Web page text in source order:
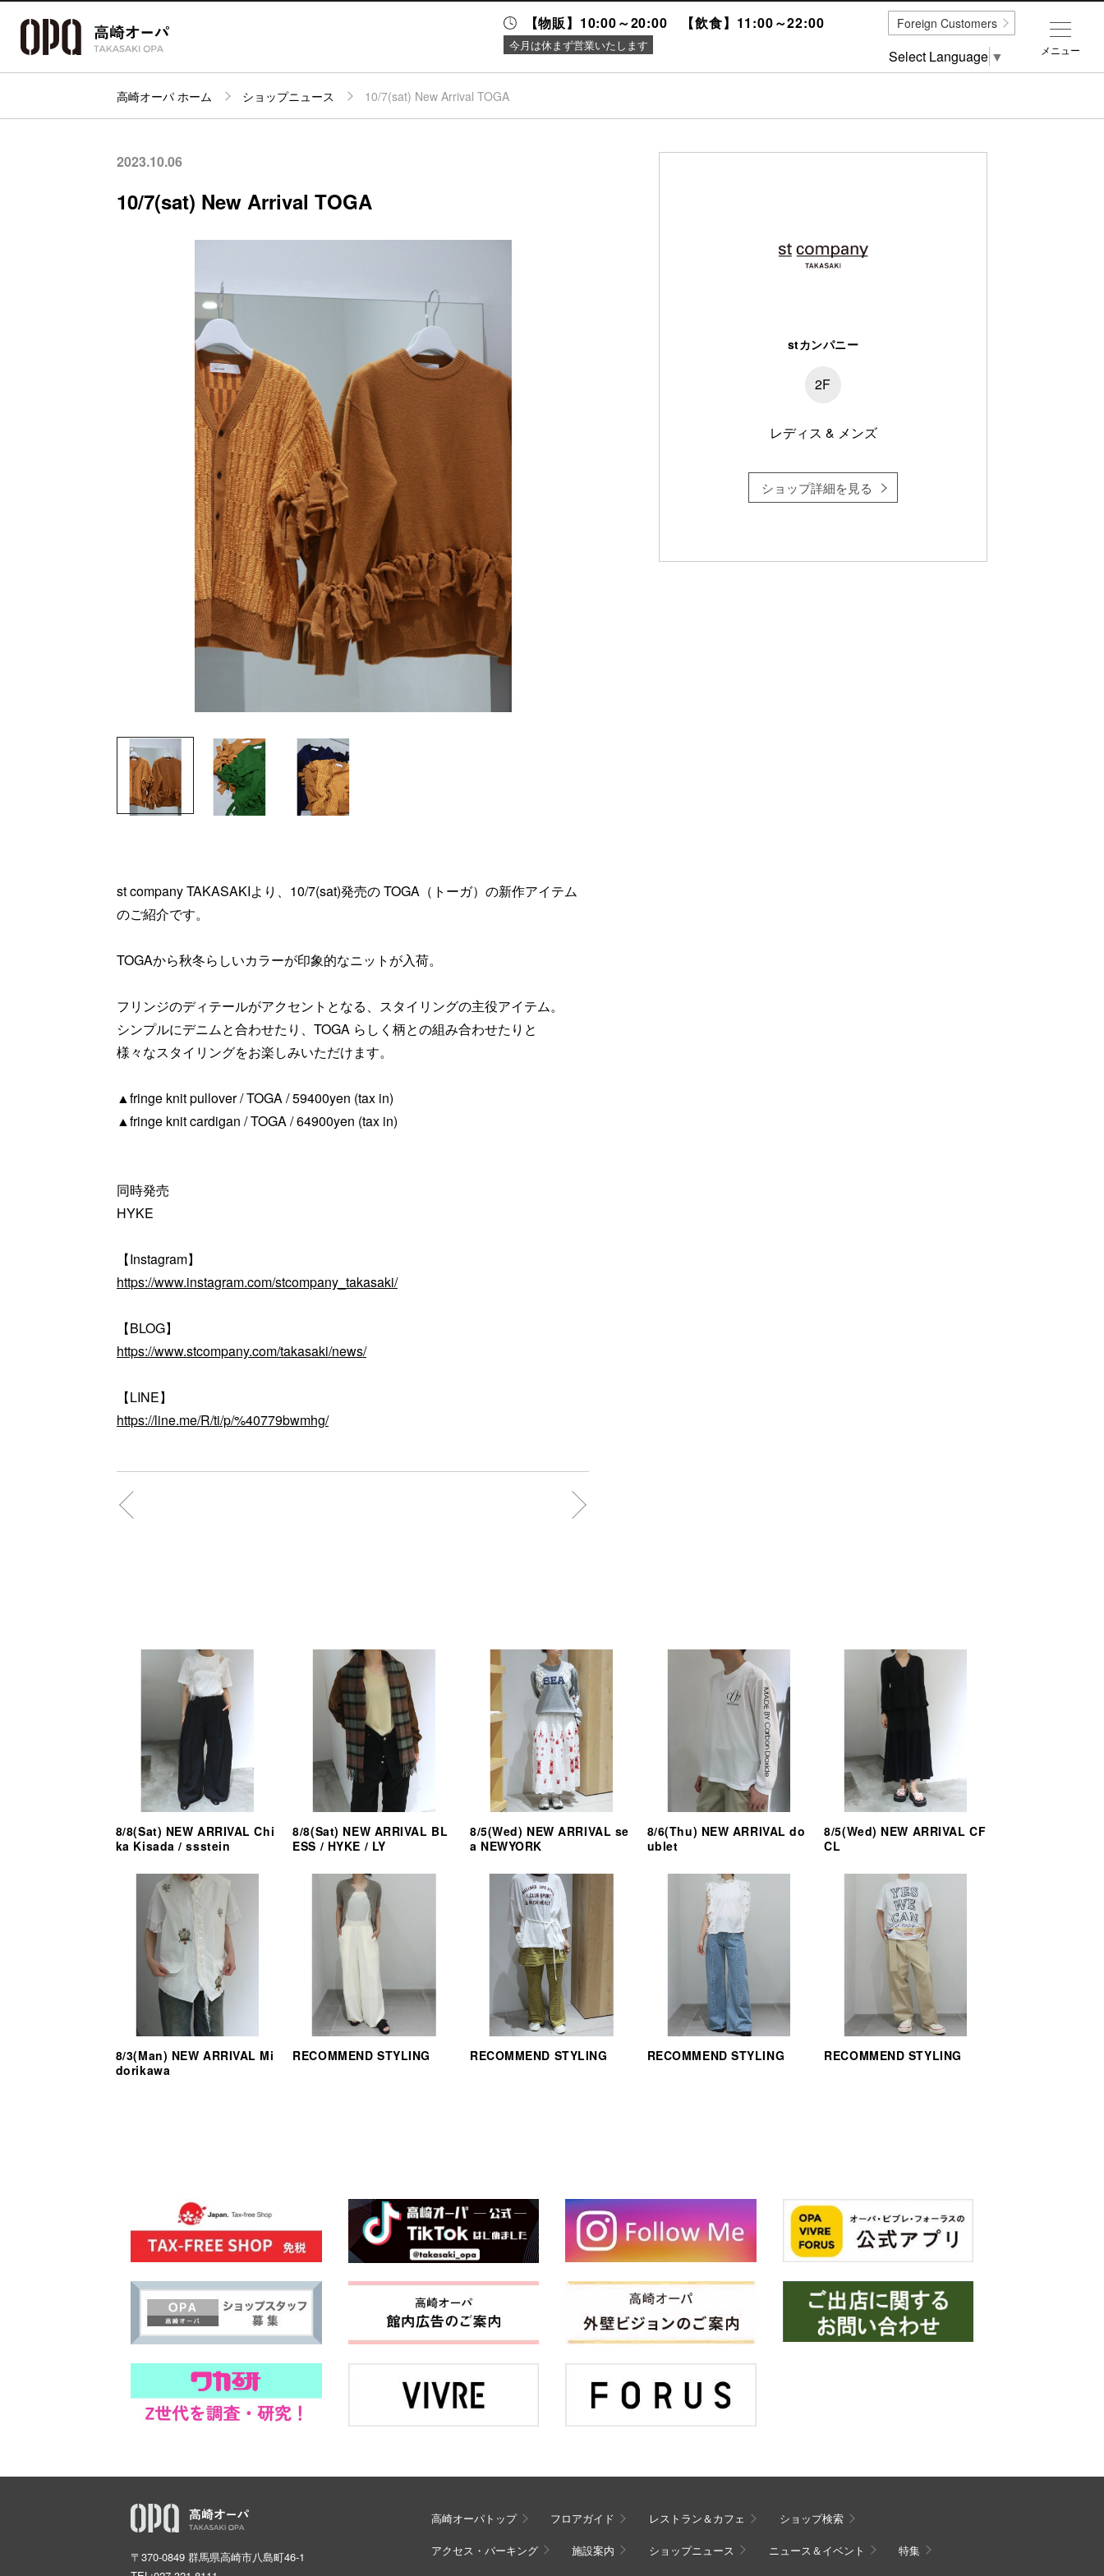
【物販】10:00～20:00 【飲食】11:00～22:00
今月は休まず営業いたします
パーキング
施設案内
イベント
高崎オーパ ホーム ショップニュース 10/7(sat) New Arrival TOGA
2023.10.06
10/7(sat) New Arrival TOGA
st company TAKASAKIより、10/7(sat)発売の TOGA（トーガ）の新作アイテム
のご紹介です。
TOGAから秋冬らしいカラーが印象的なニットが入荷。
フリンジのディテールがアクセントとなる、スタイリングの主役アイテム。
シンプルにデニムと合わせたり、TOGA らしく柄との組み合わせたりと
様々なスタイリングをお楽しみいただけます。
▲fringe knit pullover / TOGA / 59400yen (tax in)
▲fringe knit cardigan / TOGA / 64900yen (tax in)
同時発売
HYKE
【Instagram】
https://www.instagram.com/stcompany_takasaki/
【BLOG】
https://www.stcompany.com/takasaki/news/
【LINE】
https://line.me/R/ti/p/%40779bwmhg/
stカンパニー
2F
レディス & メンズ
ショップ詳細を見る
8/8(Sat) NEW ARRIVAL Chi
ka Kisada / ssstein
8/8(Sat) NEW ARRIVAL BL
ESS / HYKE / LY
8/5(Wed) NEW ARRIVAL se
a NEWYORK
8/6(Thu) NEW ARRIVAL do
ublet
8/5(Wed) NEW ARRIVAL CF
CL
8/3(Man) NEW ARRIVAL Mi
dorikawa
RECOMMEND STYLING RECOMMEND STYLING RECOMMEND STYLING RECOMMEND STYLING
〒370-0849 群馬県高崎市八島町46-1
高崎オーパトップ フロアガイド レストラン＆カフェ ショップ検索
アクセス・パーキング 施設案内 ショップニュース ニュース＆イベント 特集
メニュー
Foreign Customers
Select Language ▼